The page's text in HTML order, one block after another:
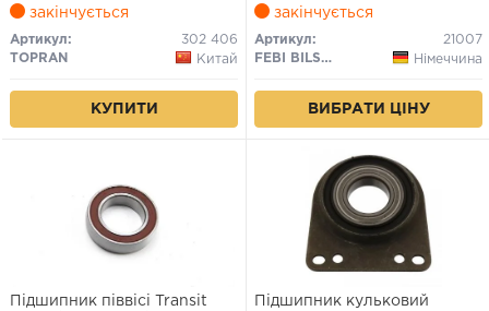
закінчується
Артикул:
302 406
TOPRAN
Китай
КУПИТИ
закінчується
Артикул:
21007
FEBI BILSTEIN
Німеччина
ВИБРАТИ ЦІНУ
Підшипник піввісі Transit
Підшипник кульковий